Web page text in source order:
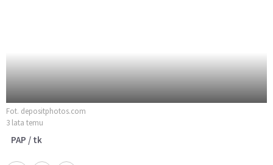
Fot. depositphotos.com
3 lata temu
PAP / tk